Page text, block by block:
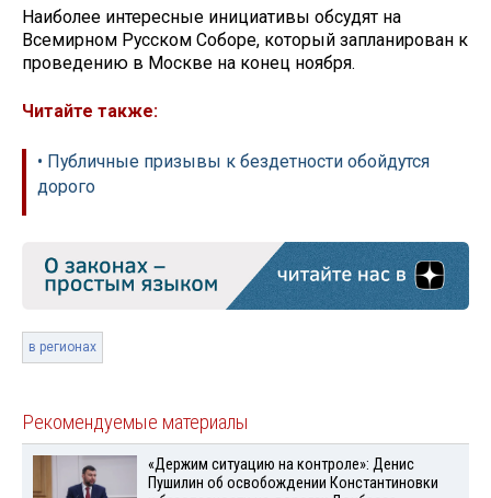
Наиболее интересные инициативы обсудят на
Всемирном Русском Соборе, который запланирован к
проведению в Москве на конец ноября.
Читайте также:
• Публичные призывы к бездетности обойдутся
дорого
в регионах
Рекомендуемые материалы
«Держим ситуацию на контроле»: Денис
Пушилин об освобождении Константиновки